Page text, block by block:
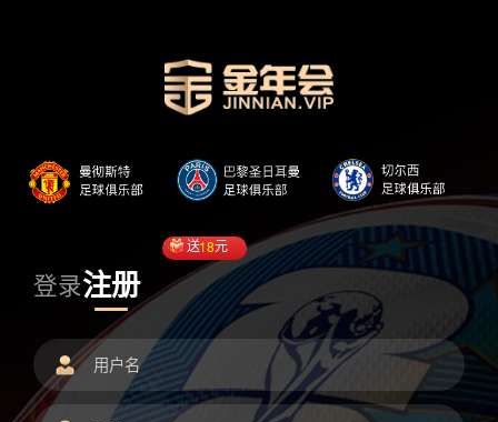
登录注册
送18元